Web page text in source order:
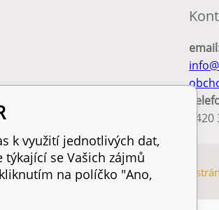
SITEMAP Tvorbu webové
k využití jednotlivých dat,
se Vašich zájmů
na políčko "Ano,